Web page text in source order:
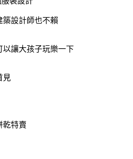
築設計師也不賴
以讓大孩子玩樂一下
見
乾特賣